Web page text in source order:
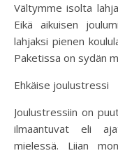
Vältymme isolta
Eikä aikuisen
lahjaksi pienen
Paketissa on sydän
Ehkäise joulustressi
Joulustressiin on
ilmaantuvat eli
mielessä. Liian